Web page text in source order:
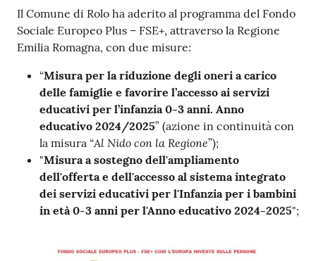
Contenuto
Il Comune di Rolo ha aderito al programma del Fondo
Sociale Europeo Plus – FSE+, attraverso la Regione
Emilia Romagna, con due misure:
“Misura per la riduzione degli oneri a carico
delle famiglie e favorire l’accesso ai servizi
educativi per l’infanzia 0-3 anni. Anno
educativo 2024/2025” (azione in continuità con
la misura “Al Nido con la Regione”);
"Misura a sostegno dell'ampliamento
dell'offerta e dell'accesso al sistema integrato
dei servizi educativi per l'Infanzia per i bambini
in età 0-3 anni per l'Anno educativo 2024-2025";